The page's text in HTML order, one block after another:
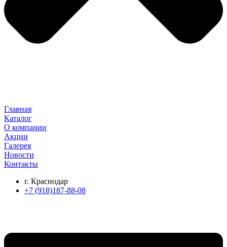
Главная
Каталог
О компании
Акции
Галерея
Новости
Контакты
г. Краснодар
+7 (918)187-88-08